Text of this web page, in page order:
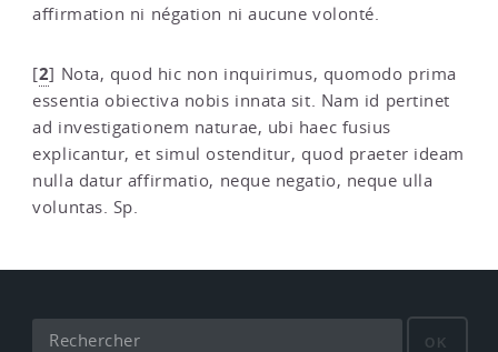
affirmation ni négation ni aucune volonté.
[2] Nota, quod hic non inquirimus, quomodo prima
essentia obiectiva nobis innata sit. Nam id pertinet
ad investigationem naturae, ubi haec fusius
explicantur, et simul ostenditur, quod praeter ideam
nulla datur affirmatio, neque negatio, neque ulla
voluntas. Sp.
OK